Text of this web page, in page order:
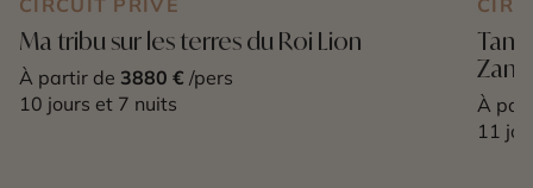
CIRCUIT PRIVÉ
Ma tribu sur les terres du Roi Lion
À partir de 3880 € /pers
10 jours et 7 nuits
À
11